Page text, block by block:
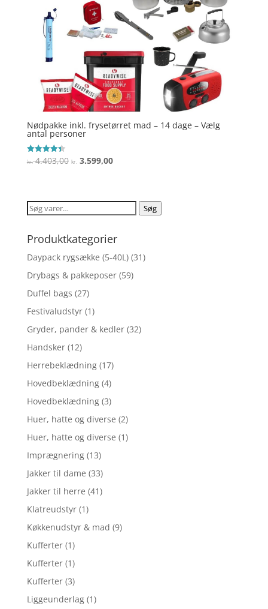
Nødpakke inkl. frysetørret mad – 14 dage – Vælg
antal personer
Vurderet
4.4
kr.4.403,00 Den
var:
kr. 4.403,00.
kr.3.599,00Den
er:
kr. 3.599,00.
Søg
Søg
Produktkategorier
Daypack rygsække (5-40L) (31)
Drybags & pakkeposer (59)
Duffel bags (27)
Festivaludstyr (1)
Gryder, pander & kedler (32)
Handsker (12)
Herrebeklædning (17)
Hovedbeklædning (4)
Hovedbeklædning (3)
Huer, hatte og diverse (2)
Huer, hatte og diverse (1)
Imprægnering (13)
Jakker til dame (33)
Jakker til herre (41)
Klatreudstyr (1)
Køkkenudstyr & mad (9)
Kufferter (1)
Kufferter (1)
Kufferter (3)
Liggeunderlag (1)